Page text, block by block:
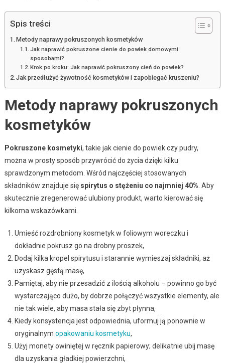
Spis treści
Metody naprawy pokruszonych kosmetyków
Jak naprawić pokruszone cienie do powiek domowymi
sposobami?
Krok po kroku: Jak naprawić pokruszony cień do powiek?
Jak przedłużyć żywotność kosmetyków i zapobiegać kruszeniu?
Metody naprawy pokruszonych
kosmetyków
Pokruszone kosmetyki, takie jak cienie do powiek czy pudry,
można w prosty sposób przywrócić do życia dzięki kilku
sprawdzonym metodom. Wśród najczęściej stosowanych
składników znajduje się spirytus o stężeniu co najmniej 40% . Aby
skutecznie zregenerować ulubiony produkt, warto kierować się
kilkoma wskazówkami.
Umieść rozdrobniony kosmetyk w foliowym woreczku i
dokładnie pokrusz go na drobny proszek,
Dodaj kilka kropel spirytusu i starannie wymieszaj składniki, aż
uzyskasz gęstą masę,
Pamiętaj, aby nie przesadzić z ilością alkoholu – powinno go być
wystarczająco dużo, by dobrze połączyć wszystkie elementy, ale
nie tak wiele, aby masa stała się zbyt płynna,
Kiedy konsystencja jest odpowiednia, uformuj ją ponownie w
oryginalnym opakowaniu kosmetyku,
Użyj monety owiniętej w ręcznik papierowy; delikatnie ubij masę
dla uzyskania gładkiej powierzchni,